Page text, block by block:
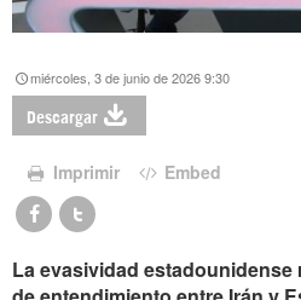
miércoles, 3 de junio de 2026 9:30
Descargar
Imprimir Embed
La evasividad